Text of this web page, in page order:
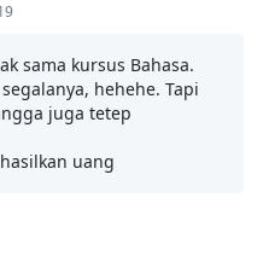
sama kursus Bahasa.
hehehe. Tapi
juga tetep
uang